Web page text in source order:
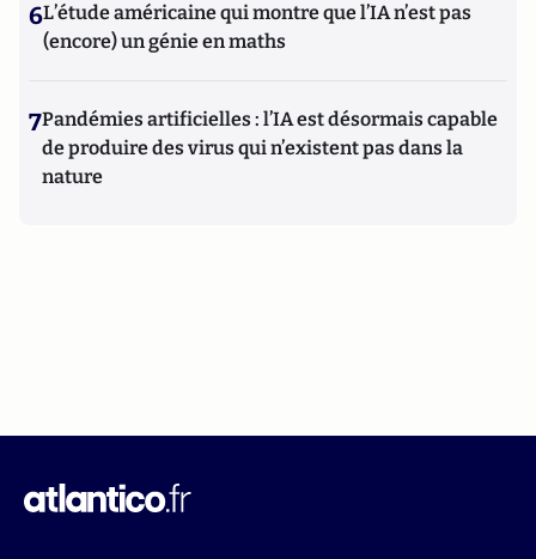
6L’étude américaine qui montre que l’IA n’est pas
(encore) un génie en maths
7Pandémies artificielles : l’IA est désormais capable
de produire des virus qui n’existent pas dans la
nature